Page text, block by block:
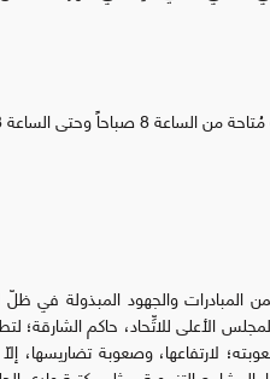
8 مساءً، من الأحد إلى الخميس.
مكتبة وادي الحلو العامَّة عام 2008 ضمن المبادرات
الأعلى للاتِّحاد، حاكم الشارقة؛
لارتفاعها، وصعوبة تضاريسها،